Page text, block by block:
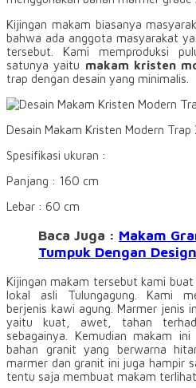
Kijingan makam biasanya
bahwa ada anggota masyarakat
tersebut. Kami memproduksi
satunya yaitu makam kristen
trap dengan desain yang minimalis.
Desain Makam Kristen Modern Trap
Spesifikasi ukuran :
Panjang : 160 cm
Lebar : 60 cm
Baca Juga : Makam
Tumpuk Dengan
Kijingan makam tersebut kami
lokal asli Tulungagung. Kami
berjenis kawi agung. Marmer jenis
yaitu kuat, awet, tahan
sebagainya. Kemudian makam
bahan granit yang berwarna
marmer dan granit ini juga hampir
tentu saja membuat makam